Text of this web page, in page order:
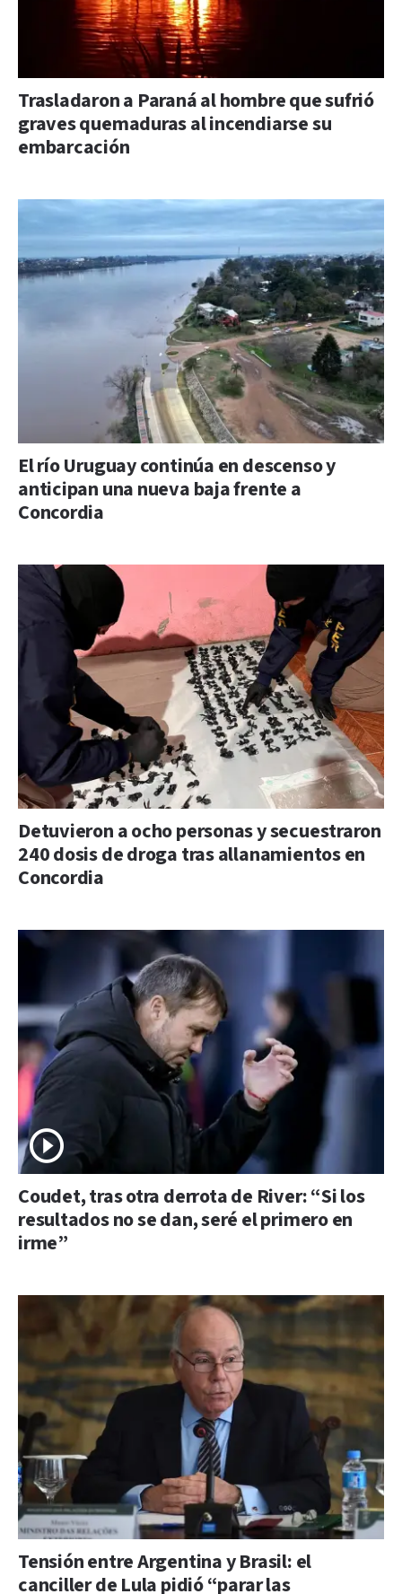
Trasladaron a Paraná al hombre que sufrió
graves quemaduras al incendiarse su
embarcación
El río Uruguay continúa en descenso y
anticipan una nueva baja frente a
Concordia
Detuvieron a ocho personas y secuestraron
240 dosis de droga tras allanamientos en
Concordia
Coudet, tras otra derrota de River: “Si los
resultados no se dan, seré el primero en
irme”
Tensión entre Argentina y Brasil: el
canciller de Lula pidió “parar las